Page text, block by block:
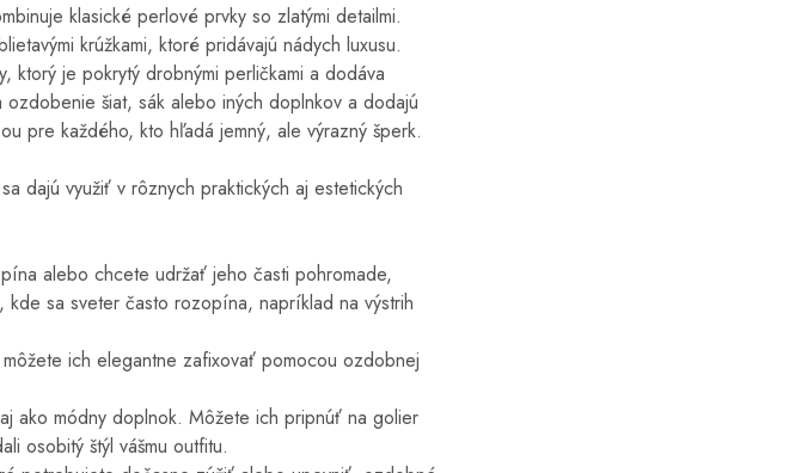
klasické perlové prvky so zlatými detailmi.
krúžkami, ktoré pridávajú nádych luxusu.
ktorý je pokrytý drobnými perličkami a dodáva
šiat, sák alebo iných doplnkov a dodajú
pre každého, kto hľadá jemný, ale výrazný šperk.
dajú využiť v rôznych praktických aj estetických
alebo chcete udržať jeho časti pohromade,
sa sveter často rozopína, napríklad na výstrih
ich elegantne zafixovať pomocou ozdobnej
ako módny doplnok. Môžete ich pripnúť na golier
osobitý štýl vášmu outfitu.